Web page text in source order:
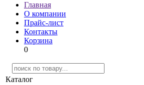
Главная
О компании
Прайс-лист
Контакты
Корзина
0
Каталог